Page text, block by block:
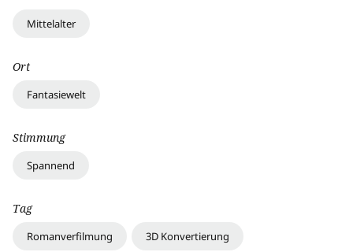
Mittelalter
Ort
Fantasiewelt
Stimmung
Spannend
Tag
Romanverfilmung 3D Konvertierung